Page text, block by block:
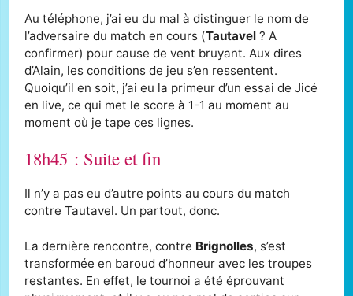
Au téléphone, j’ai eu du mal à distinguer le nom de
l’adversaire du match en cours (Tautavel ? A
confirmer) pour cause de vent bruyant. Aux dires
d’Alain, les conditions de jeu s’en ressentent.
Quoiqu’il en soit, j’ai eu la primeur d’un essai de Jicé
en live, ce qui met le score à 1-1 au moment au
moment où je tape ces lignes.
18h45 : Suite et fin
Il n’y a pas eu d’autre points au cours du match
contre Tautavel. Un partout, donc.
La dernière rencontre, contre Brignolles, s’est
transformée en baroud d’honneur avec les troupes
restantes. En effet, le tournoi a été éprouvant